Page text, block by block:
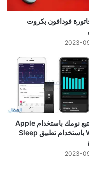
فودافون بكروت
2023-
كيفية تتبع نومك باستخدام Apple
Watch باستخدام تطبيق Sleep
2023-